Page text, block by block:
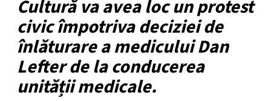
Cultură va avea loc un protest
civic împotriva deciziei de
înlăturare a medicului Dan
Lefter de la conducerea
unității medicale.